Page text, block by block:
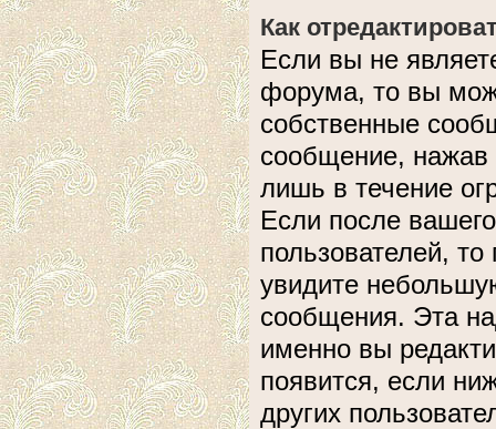
Как
Если вы не
форума, то вы
собственные
сообщение, нажав
лишь в течение
Если после
пользователей,
увидите
сообщения. Эта
именно вы
появится, если
других